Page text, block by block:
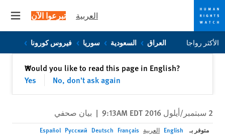
Skip
to
Skip
to
العربية تبرعوا الآن
الأكثر رواجا العراق السعودية سوريا فيروس كورونا
Would you like to read this page in English?
Yes
No, don't ask again
✕إغلاق
2 سبتمبر/أيلول 2016 9:13AM EDT | بيان صحفي
متوفر بـ English العربية Français
Deutsch
Русский
Español